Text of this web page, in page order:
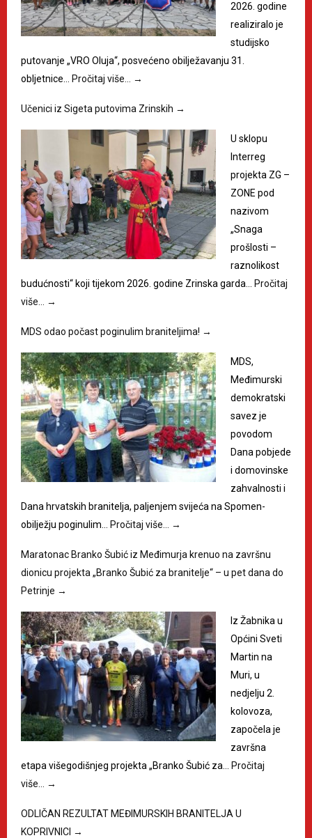
2026. godine
realiziralo je
studijsko
putovanje „VRO Oluja“, posvećeno obilježavanju 31.
obljetnice… Pročitaj više… →
Učenici iz Sigeta putovima Zrinskih →
U sklopu
Interreg
projekta ZG –
ZONE pod
nazivom
„Snaga
prošlosti –
raznolikost
budućnosti“ koji tijekom 2026. godine Zrinska garda… Pročitaj
više…
→
MDS odao počast poginulim braniteljima! →
MDS,
Međimurski
demokratski
savez je
povodom
Dana pobjede
i domovinske
zahvalnosti i
Dana hrvatskih branitelja, paljenjem svijeća na Spomen-
obilježju poginulim… Pročitaj više… →
Maratonac Branko Šubić iz Međimurja krenuo na završnu
dionicu projekta „Branko Šubić za branitelje“ – u pet dana do
Petrinje →
Iz Žabnika u
Općini Sveti
Martin na
Muri, u
nedjelju 2.
kolovoza,
započela je
završna
etapa višegodišnjeg projekta „Branko Šubić za… Pročitaj
više…
→
ODLIČAN REZULTAT MEĐIMURSKIH BRANITELJA U
KOPRIVNICI →